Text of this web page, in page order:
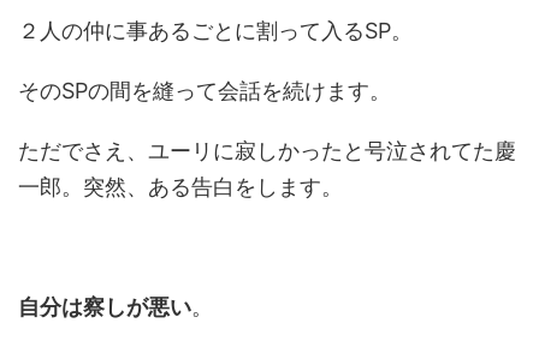
２人の仲に事あるごとに割って入るSP。
そのSPの間を縫って会話を続けます。
ただでさえ、ユーリに寂しかったと号泣されてた慶
一郎。突然、ある告白をします。
自分は察しが悪い。